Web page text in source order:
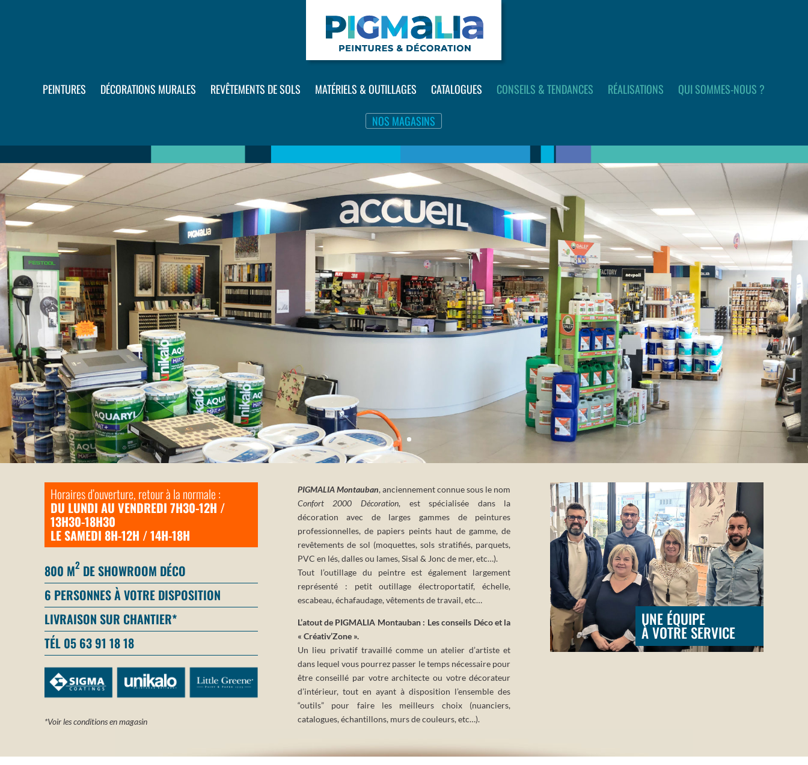
PEINTURES DÉCORATIONS MURALES REVÊTEMENTS DE SOLS MATÉRIELS & OUTILLAGES CATALOGUES CONSEILS & TENDANCES RÉALISATIONS QUI SOMMES-NOUS ?
NOS MAGASINS
Horaires d’ouverture, retour à la normale :
DU LUNDI AU VENDREDI 7H30-12H /
13H30-18H30
LE SAMEDI 8H-12H / 14H-18H
800 M2 DE SHOWROOM DÉCO
6 PERSONNES À VOTRE DISPOSITION
LIVRAISON SUR CHANTIER*
TÉL 05 63 91 18 18
*Voir les conditions en magasin
PIGMALIA Montauban, anciennement connue sous le nom
Confort 2000 Décoration, est spécialisée dans la
décoration avec de larges gammes de peintures
professionnelles, de papiers peints haut de gamme, de
revêtements de sol (moquettes, sols stratifiés, parquets,
PVC en lés, dalles ou lames, Sisal & Jonc de mer, etc…).
Tout l’outillage du peintre est également largement
représenté : petit outillage électroportatif, échelle,
escabeau, échafaudage, vêtements de travail, etc…
L’atout de PIGMALIA Montauban : Les conseils Déco et la
« Créativ’Zone ».
Un lieu privatif travaillé comme un atelier d’artiste et
dans lequel vous pourrez passer le temps nécessaire pour
être conseillé par votre architecte ou votre décorateur
d’intérieur, tout en ayant à disposition l’ensemble des
“outils” pour faire les meilleurs choix (nuanciers,
catalogues, échantillons, murs de couleurs, etc…).
UNE ÉQUIPE
À VOTRE SERVICE